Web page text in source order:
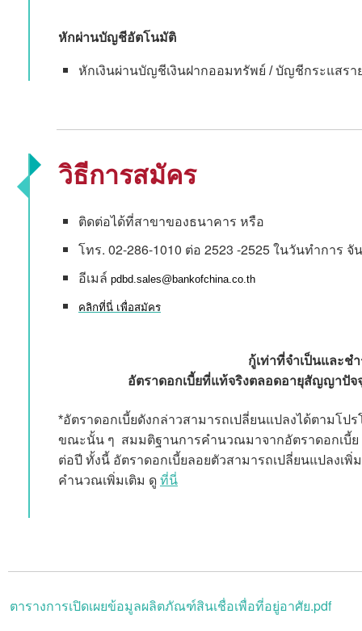
หักผ่านบัญชีอัตโนมัติ
หักเงินผ่านบัญชีเงินฝากออมทรัพย์ / บัญชีกระแสร
วิธีการสมัคร
ติดต่อได้ที่สาขาของธนาคาร หรือ
โทร. 02-286-1010 ต่อ 2523 -2525 ในวันทำการ จั
อีเมล์ pdbd.sales@bankofchina.co.th
คลิกที่นี่ เพื่อสมัคร
กู้เท่าที่จำเป็นและช
อัตราดอกเบี้ยที่แท้จริงตลอดอายุสัญญาปัจ
*อัตราดอกเบี้ยดังกล่าวสามารถเปลี่ยนแปลงได้ตามโ
ขณะนั้น ๆ สมมติฐานการคำนวณมาจากอัตราดอกเบี้ย
ต่อปี ทั้งนี้ อัตราดอกเบี้ยลอยตัวสามารถเปลี่ยนแปลงเพิ่
คำนวณเพิ่มเติม ดู ที่นี่
ตารางการเปิดเผยข้อมูลผลิตภัณฑ์สินเชื่อเพื่อที่อยู่อาศัย.pdf